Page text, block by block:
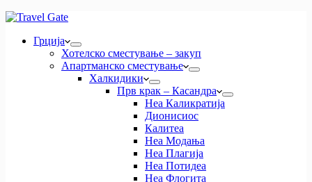
Грција
Хотелско сместување – закуп
Апартманско сместување
Халкидики
Прв крак – Касандра
Неа Каликратија
Дионисиос
Калитеа
Неа Модања
Неа Плагија
Неа Потидеа
Неа Флогита